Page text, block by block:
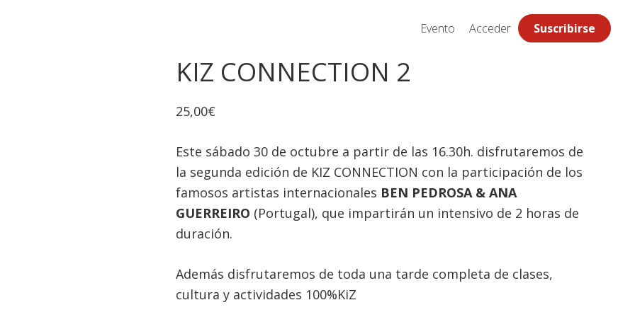
Evento Acceder Suscribirse
KIZ CONNECTION 2
25,00€
Este sábado 30 de octubre a partir de las 16.30h. disfrutaremos de
la segunda edición de KIZ CONNECTION con la participación de los
famosos artistas internacionales BEN PEDROSA & ANA
GUERREIRO (Portugal), que impartirán un intensivo de 2 horas de
duración.
Además disfrutaremos de toda una tarde completa de clases,
cultura y actividades 100%KiZ